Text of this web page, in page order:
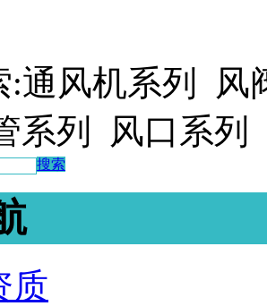
:通风机系列
系列 风口系列
搜索
质